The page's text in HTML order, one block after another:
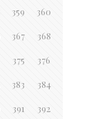
359 360
367 368
375 376
383 384
391 392